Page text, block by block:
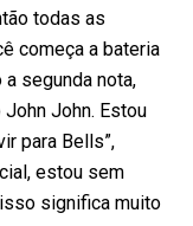
todas as
começa a bateria
segunda nota,
John. Estou
para Bells”,
estou sem
significa muito